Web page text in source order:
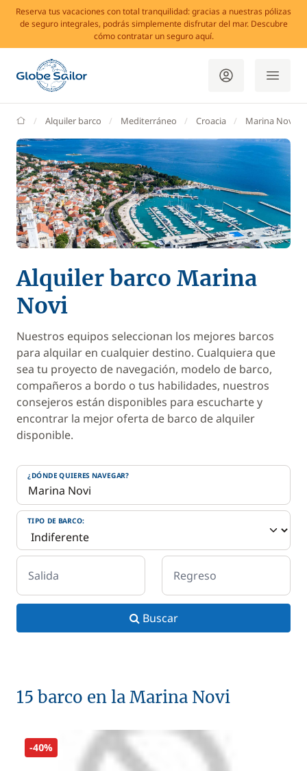
Reserva tus vacaciones con total tranquilidad: gracias a nuestras pólizas
de seguro integrales, podrás simplemente disfrutar del mar. Descubre
cómo contratar un seguro aquí.
GlobeSailor
Alquiler barco Mediterráneo Croacia Marina Novi
Alquiler barco Marina
Novi
Nuestros equipos seleccionan los mejores barcos
para alquilar en cualquier destino. Cualquiera que
sea tu proyecto de navegación, modelo de barco,
compañeros a bordo o tus habilidades, nuestros
consejeros están disponibles para escucharte y
encontrar la mejor oferta de barco de alquiler
disponible.
¿DÓNDE QUIERES NAVEGAR?
TIPO DE BARCO:
Salida Regreso
Buscar
15 barco en la Marina Novi
-40%